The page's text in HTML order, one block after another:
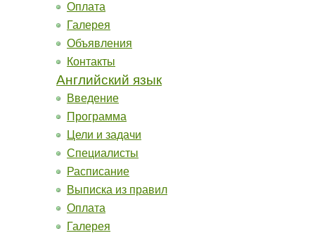
Оплата
Галерея
Объявления
Контакты
Английский язык
Введение
Программа
Цели и задачи
Специалисты
Расписание
Выписка из правил
Оплата
Галерея